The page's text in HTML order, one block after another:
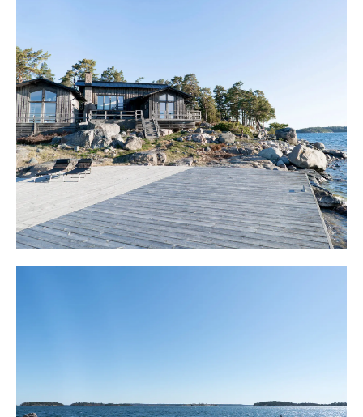
över skyddade vatten utan att behöva passera öppna
fjärdar. Det går även att göra som nuvarande ägare gör, ta
båten från bostaden och snabbt är man ute och känner
den lugn och ro som infinner sig av att bo på en
skärgårdsö. Närmsta w-bryggor är Lådna och Norra
Stavsudda. Där finns även affär och båtmack.
Framme vid bryggan förtöjer man efter vindriktning på
boj eller längsmed bryggan. Bryggan är rejäl och gediget
byggt och här finns plats att duka upp den stora
Den vedeldade bastun är stor med gott om plats och